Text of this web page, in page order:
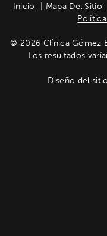
Inicio Mapa Del Sitio
© 2026 Clínica Gómez
Los resultados
Diseño del